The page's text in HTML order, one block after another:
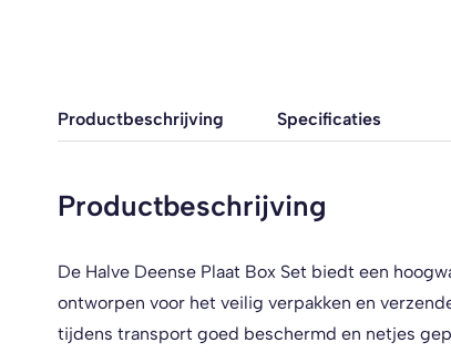
Productbeschrijving Specificaties
Productbeschrijving
De Halve Deense Plaat Box Set biedt een
ontworpen voor het veilig verpakken en
tijdens transport goed beschermd en netjes